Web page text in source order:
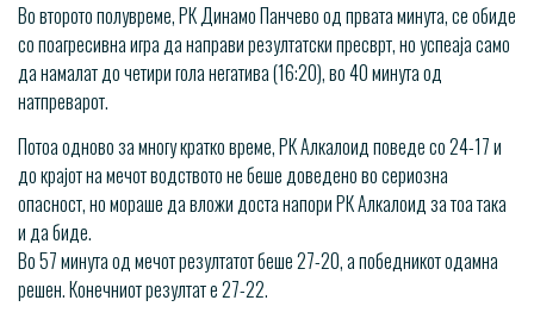
Во второто полувреме, РК Динамо Панчево од првата минута, се обиде
со поагресивна игра да направи резултатски пресврт, но успеаја само
да намалат до четири гола негатива (16:20), во 40 минута од
натпреварот.
Потоа одново за многу кратко време, РК Алкалоид поведе со 24-17 и
до крајот на мечот водството не беше доведено во сериозна
опасност, но мораше да вложи доста напори РК Алкалоид за тоа така
и да биде.
Во 57 минута од мечот резултатот беше 27-20, а победникот одамна
решен. Конечниот резултат е 27-22.